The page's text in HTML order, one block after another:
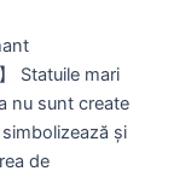
Statuile mari
nu sunt create
și
de